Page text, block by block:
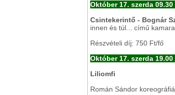
Október 17. szerda 09.30
Csintekerintő - Bognár
innen és túl... című
Részvételi díj: 750 Ft/fő
Október 17. szerda
Liliomfi
Román Sándor